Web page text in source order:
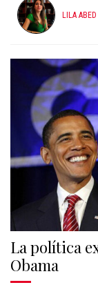
LILA ABED
La política
Obama